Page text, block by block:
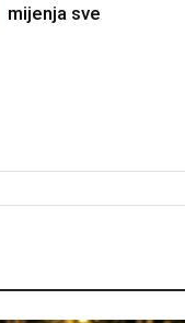
mijenja sve